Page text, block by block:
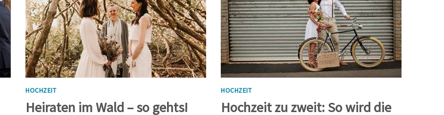
HOCHZEIT
Heiraten im Wald – so gehts!
HOCHZEIT
Hochzeit zu zweit: So wird die